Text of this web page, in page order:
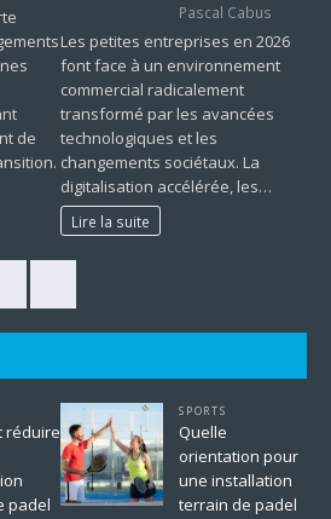
de
Pascal Cabus
Les petites entreprises en 2026
font face à un environnement
commercial radicalement
transformé par les avancées
technologiques et les
changements sociétaux. La
digitalisation accélérée, les…
Lire la suite
réduire
padel
SPORTS
Quelle
orientation pour
une installation
terrain de padel